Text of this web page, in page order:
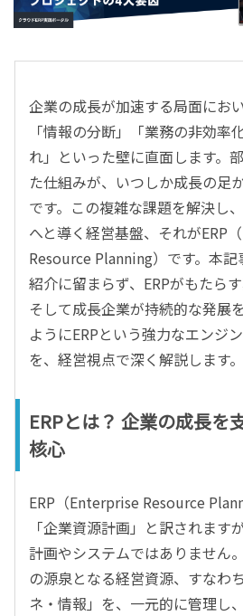
会計
CRM／営業支援／Eコマース
DX（2025年の崖）／クラウド
データ分析／BI
ガバナンス／リスク管理
BPR／業務改善
企業の成長が加速する局面にお
「情報の分断」「業務の非効率
れ」といった壁に直面します。
た仕組みが、いつしか成長の足
です。この複雑な課題を解決し
へと導く経営基盤、それがERP
Resource Planning）です。本
紹介に留まらず、ERPがもたら
そして成長企業が持続的な発展
ようにERPという強力なエンジ
を、経営視点で深く解説します。
ERPとは？ 企業の成長を
核心
ERP（Enterprise Resource
「企業資源計画」と訳されます
計画やシステムではありません
の源泉となる経営資源、すなわ
ネ・情報」を、一元的に管理し